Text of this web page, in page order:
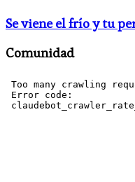
Se viene el frío y tu
Comunidad